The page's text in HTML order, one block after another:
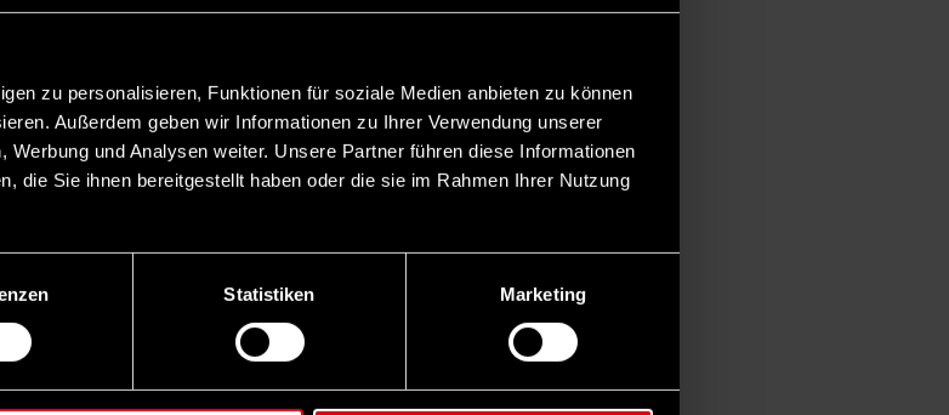
zu personalisieren, Funktionen für soziale Medien anbieten zu können
Außerdem geben wir Informationen zu Ihrer Verwendung unserer
und Analysen weiter. Unsere Partner führen diese Informationen
die Sie ihnen bereitgestellt haben oder die sie im Rahmen Ihrer Nutzung
Statistiken Marketing